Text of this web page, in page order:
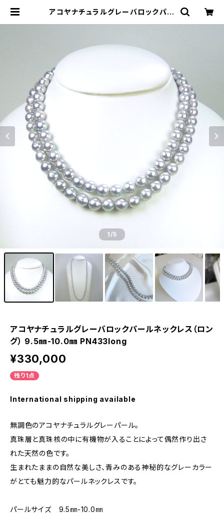
アコヤナチュラルグレーバロックパー
1/5
アコヤナチュラルグレーバロックパールネックレス（ロン
グ） 9.5㎜-10.0㎜ PN433long
¥330,000
残り1点
International shipping available
無調色のアコヤナチュラルグレーパール。
真珠層と真珠核の中に有機物が入ることによって偶然作り出さ
れた天然の色です。
生まれたままの自然な美しさ、青みのある神秘的なグレーカラー
がとても魅力的なパールネックレスです。
パールサイズ 9.5㎜-10.0㎜